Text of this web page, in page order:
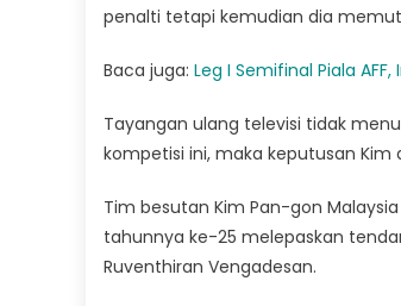
penalti tetapi kemudian dia
Baca juga: Leg I Semifinal Piala
Tayangan ulang televisi tidak
kompetisi ini, maka keputusan
Tim besutan Kim Pan-gon
tahunnya ke-25 melepaskan
Ruventhiran Vengadesan.